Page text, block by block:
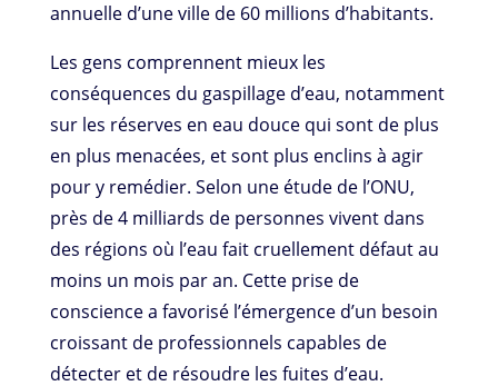
annuelle d’une ville de 60 millions d’habitants.
Les gens comprennent mieux les
conséquences du gaspillage d’eau, notamment
sur les réserves en eau douce qui sont de plus
en plus menacées, et sont plus enclins à agir
pour y remédier. Selon une étude de l’ONU,
près de 4 milliards de personnes vivent dans
des régions où l’eau fait cruellement défaut au
moins un mois par an. Cette prise de
conscience a favorisé l’émergence d’un besoin
croissant de professionnels capables de
détecter et de résoudre les fuites d’eau.